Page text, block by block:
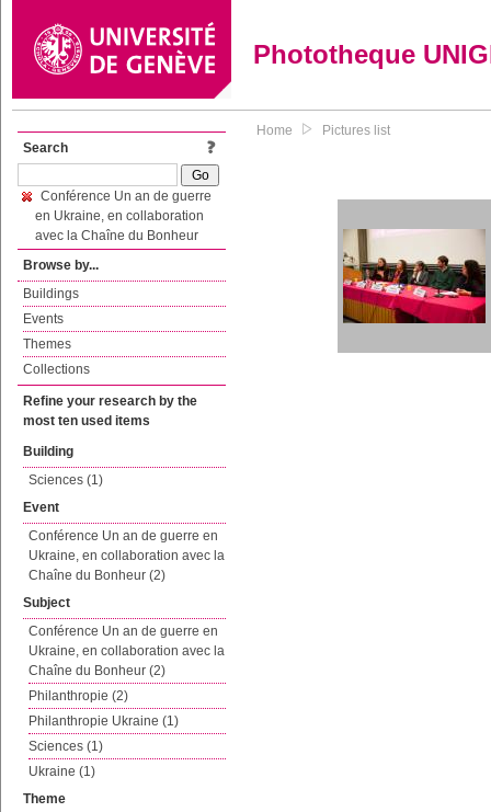
Phototheque
Search
Conférence Un an de guerre
en Ukraine, en collaboration
avec la Chaîne du Bonheur
Browse by...
Buildings
Events
Themes
Collections
Refine your research by the
most ten used items
Building
Sciences (1)
Event
Conférence Un an de guerre en
Ukraine, en collaboration avec la
Chaîne du Bonheur (2)
Subject
Conférence Un an de guerre en
Ukraine, en collaboration avec la
Chaîne du Bonheur (2)
Philanthropie (2)
Philanthropie Ukraine (1)
Sciences (1)
Ukraine (1)
Theme
Home Pictures list